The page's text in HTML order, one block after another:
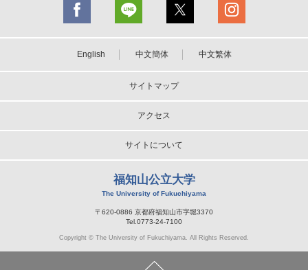
English 中文簡体 中文繁体
サイトマップ
アクセス
サイトについて
福知山公立大学
The University of Fukuchiyama
〒620-0886 京都府福知山市字堀3370
Tel.0773-24-7100
Copyright © The University of Fukuchiyama. All Rights Reserved.